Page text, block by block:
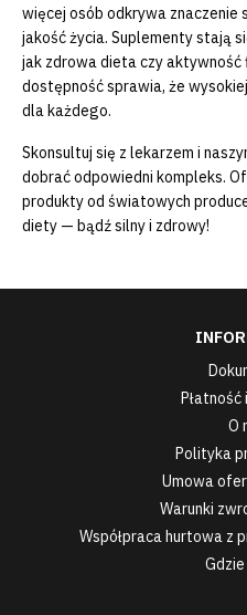
więcej osób odkrywa znaczenie
jakość życia. Suplementy stają
jak zdrowa dieta czy aktywność
dostępność sprawia, że
dla każdego.
Skonsultuj się z lekarzem i
dobrać odpowiedni kompleks.
produkty od światowych
diety — bądź silny i zdrowy!
O
Polityka
Umowa
Warunki
Współpraca hurtowa z